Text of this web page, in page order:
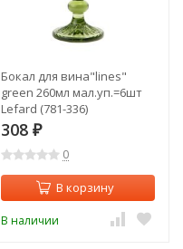
Бокал для вина"lines"
green 260мл мал.уп.=6шт
Lefard (781-336)
308 ₽
0
В корзину
В наличии